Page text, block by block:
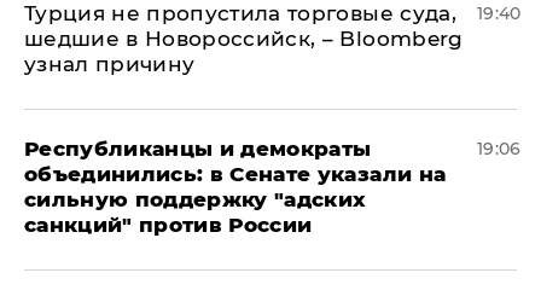
Турция не пропустила торговые суда,
шедшие в Новороссийск, – Bloomberg
узнал причину
19:40
Республиканцы и демократы
объединились: в Сенате указали на
сильную поддержку "адских
санкций" против России
19:06